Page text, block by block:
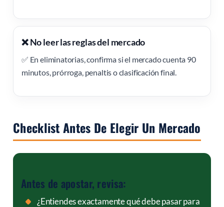
❌ No leer las reglas del mercado
✅ En eliminatorias, confirma si el mercado cuenta 90
minutos, prórroga, penaltis o clasificación final.
Checklist Antes De Elegir Un Mercado
Antes de apostar, revisa:
¿Entiendes exactamente qué debe pasar para